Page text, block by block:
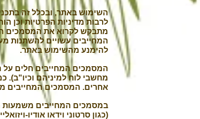
השימוש באתר, ובכלל זה
לרבות מדיניות הפרטיות וכן
מתבקש לקרוא את המסמכים
המחייבים עשויים להשתנות
להימנע מהשימוש באתר.
המסמכים המחייבים חלים
מחשבי לוח למיניהם
אחרים. המסמכים המחייבים
(כגון סרטוני וידאו אודיו-